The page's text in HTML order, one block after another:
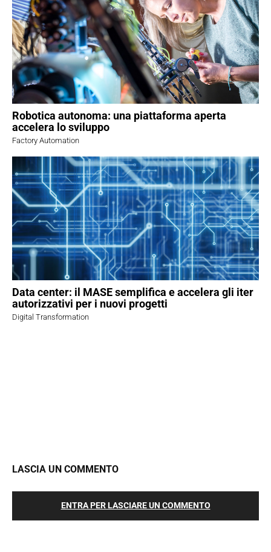
Robotica autonoma: una piattaforma aperta
accelera lo sviluppo
Factory Automation
Data center: il MASE semplifica e accelera gli iter
autorizzativi per i nuovi progetti
Digital Transformation
LASCIA UN COMMENTO
ENTRA PER LASCIARE UN COMMENTO